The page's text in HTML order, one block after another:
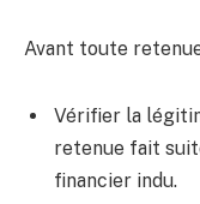
Avant toute
Vérifier la
retenue fait
financier indu.